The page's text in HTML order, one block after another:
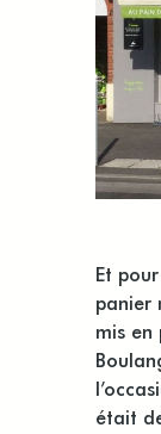
Et
panier
mis en
était